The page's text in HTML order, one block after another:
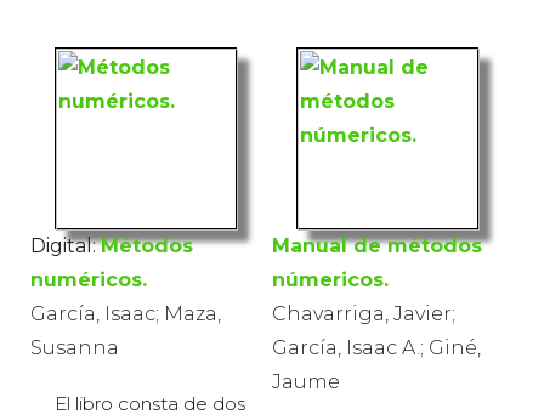
Digital: Métodos
numéricos.
García, Isaac; Maza,
Susanna
El libro consta de dos
Manual de métodos
númericos.
Chavarriga, Javier;
García, Isaac A.; Giné,
Jaume